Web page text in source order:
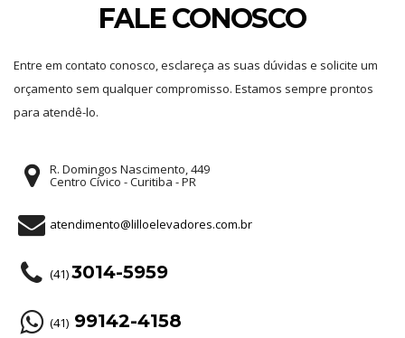
FALE CONOSCO
Entre em contato conosco, esclareça as suas dúvidas e solicite um
orçamento sem qualquer compromisso. Estamos sempre prontos
para atendê-lo.
R. Domingos Nascimento, 449
Centro Cívico - Curitiba - PR
atendimento@lilloelevadores.com.br
(41)3014-5959
(41) 99142-4158